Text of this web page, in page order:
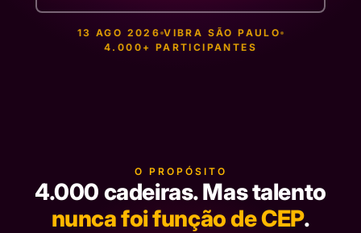
13 AGO 2026 VIBRA SÃO PAULO
4.000+ PARTICIPANTES
O PROPÓSITO
4.000 cadeiras. Mas talento
nunca foi função de CEP.